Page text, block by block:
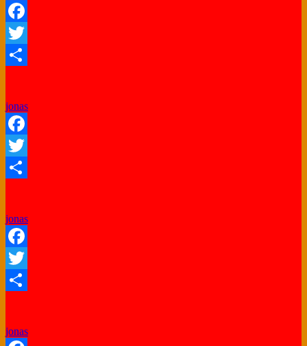
Facebook
Twitter
jonas
Facebook
Twitter
jonas
Facebook
Twitter
jonas